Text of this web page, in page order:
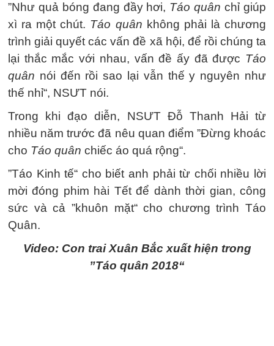
”Như quả bóng đang đầy hơi, Táo quân chỉ giúp
xì ra một chút. Táo quân không phải là chương
trình giải quyết các vấn đề xã hội, để rồi chúng ta
lại thắc mắc với nhau, vấn đề ấy đã được Táo
quân nói đến rồi sao lại vẫn thế y nguyên như
thế nhỉ“, NSƯT nói.
Trong khi đạo diễn, NSƯT Đỗ Thanh Hải từ
nhiều năm trước đã nêu quan điểm ”Đừng khoác
cho Táo quân chiếc áo quá rộng“.
”Táo Kinh tế“ cho biết anh phải từ chối nhiều lời
mời đóng phim hài Tết để dành thời gian, công
sức và cả ”khuôn mặt“ cho chương trình Táo
Quân.
Video: Con trai Xuân Bắc xuất hiện trong
”Táo quân 2018“